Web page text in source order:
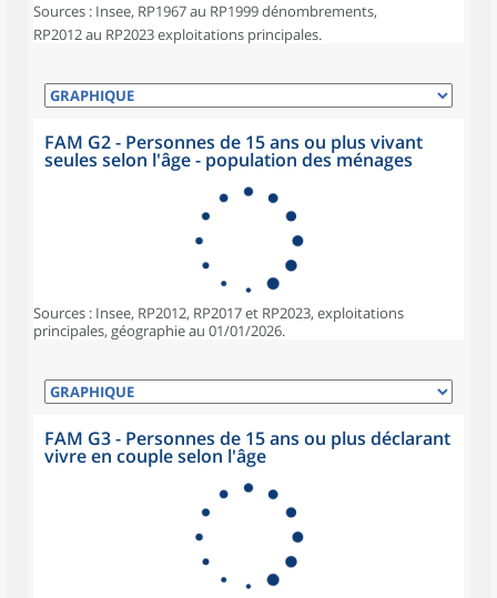
Sources : Insee, RP1967 au RP1999 dénombrements,
RP2012 au RP2023 exploitations principales.
FAM G2 - Personnes de 15 ans ou plus vivant
seules selon l'âge - population des ménages
Sources : Insee, RP2012, RP2017 et RP2023, exploitations
principales, géographie au 01/01/2026.
FAM G3 - Personnes de 15 ans ou plus déclarant
vivre en couple selon l'âge